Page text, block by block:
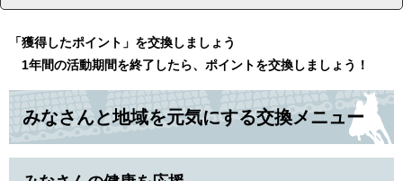
「獲得したポイント」を交換しましょう
1年間の活動期間を終了したら、ポイントを交換しましょう！
みなさんと地域を元気にする交換メニュー